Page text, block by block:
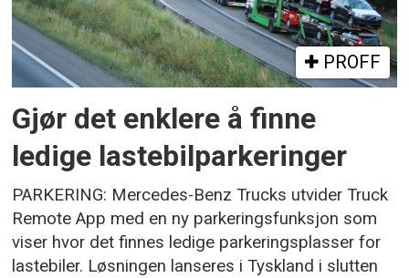
PROFF
Gjør det enklere å finne
ledige lastebilparkeringer
PARKERING: Mercedes-Benz Trucks utvider Truck
Remote App med en ny parkeringsfunksjon som
viser hvor det finnes ledige parkeringsplasser for
lastebiler. Løsningen lanseres i Tyskland i slutten